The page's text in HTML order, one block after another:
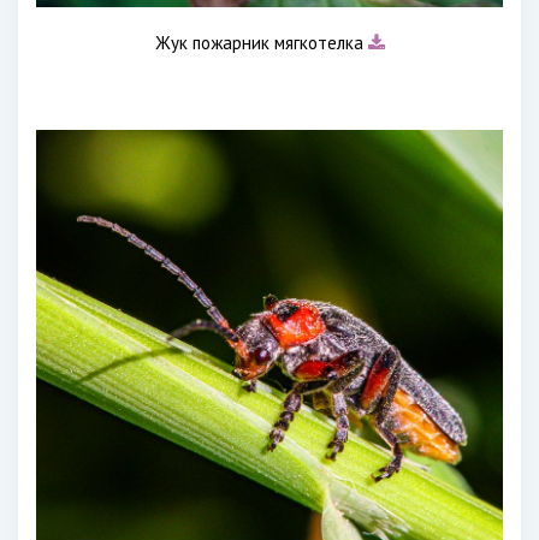
Жук пожарник мягкотелка